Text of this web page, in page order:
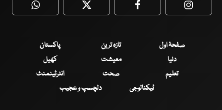
WhatsApp Twitter Facebook
صفحۂ اول تازہ ترین
پاکستان
دنیا
معیشت
کھیل
تعلیم
صحت
انٹرٹینمنٹ
ٹیکنالوجی
دلچسپ و عجیب